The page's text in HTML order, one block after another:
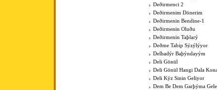
Deðirmenci 2
Deðirmenim Dönerim
Deðirmenin Bendine-1
Deðirmenin Oluðu
Deðirmenin Taþlarý
Deðme Tabip Sýzýlýyor
Delhadýr Baþýndayým
Deli Gönül
Deli Gönül Hangi Dala
Deli Kýz Sinin Geliyor
Dem Be Dem Garþýma